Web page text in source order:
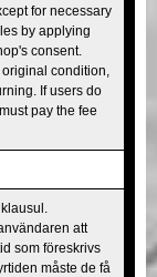
for necessary
by applying
consent.
condition,
If users do
pay the fee
att
som föreskrivs
måste de få